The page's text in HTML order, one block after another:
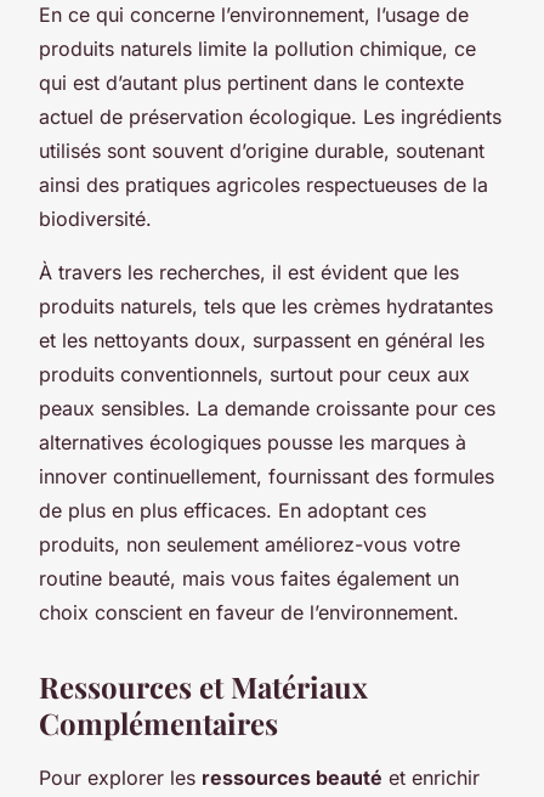
En ce qui concerne l’environnement, l’usage de
produits naturels limite la pollution chimique, ce
qui est d’autant plus pertinent dans le contexte
actuel de préservation écologique. Les ingrédients
utilisés sont souvent d’origine durable, soutenant
ainsi des pratiques agricoles respectueuses de la
biodiversité.
À travers les recherches, il est évident que les
produits naturels, tels que les crèmes hydratantes
et les nettoyants doux, surpassent en général les
produits conventionnels, surtout pour ceux aux
peaux sensibles. La demande croissante pour ces
alternatives écologiques pousse les marques à
innover continuellement, fournissant des formules
de plus en plus efficaces. En adoptant ces
produits, non seulement améliorez-vous votre
routine beauté, mais vous faites également un
choix conscient en faveur de l’environnement.
Ressources et Matériaux
Complémentaires
Pour explorer les ressources beauté et enrichir